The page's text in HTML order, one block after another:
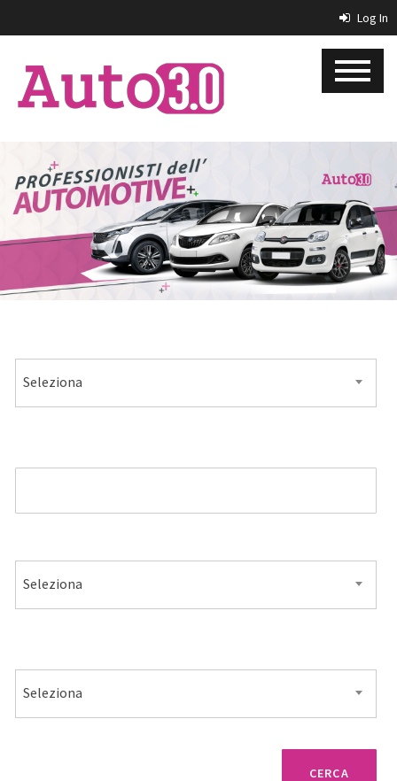
Log In
Seleziona
Seleziona
Seleziona